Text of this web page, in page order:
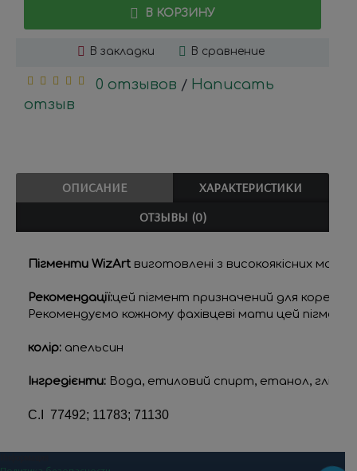
В КОРЗИНУ
В закладки В сравнение
0 отзывов / Написать
отзыв
ОПИСАНИЕ
ХАРАКТЕРИСТИКИ
ОТЗЫВЫ (0)
Пігменти WizArt виготовлені з високоякісних
Рекомендації:цей пігмент призначений для
Рекомендуємо кожному фахівцеві мати цей пігмент
колір: апельсин
Інгредієнти: Вода, етиловий спирт, етанол,
C.I  77492; 11783; 71130